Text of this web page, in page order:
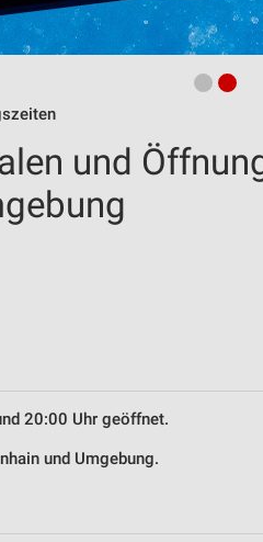
und
20:00 Uhr geöffnet.
und Umgebung.